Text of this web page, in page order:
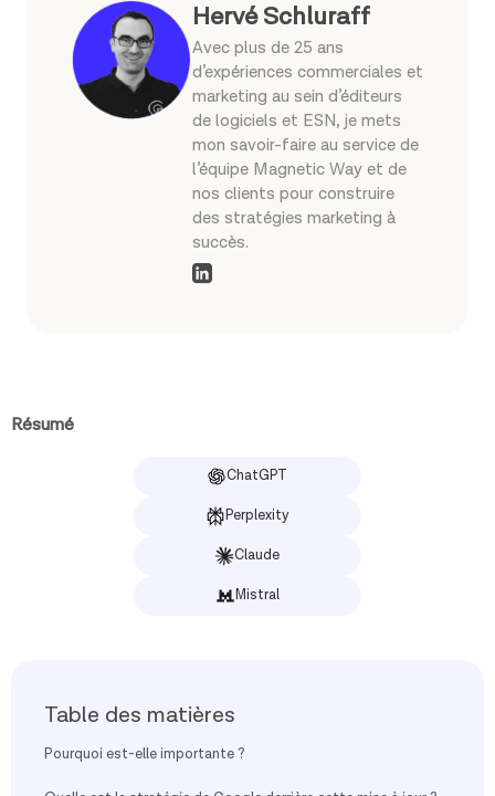
Résumé
ChatGPT
Perplexity
Claude
Mistral
Table des matières
Pourquoi est-elle importante ?
Hervé Schluraff
Avec plus de 25 ans
d’expériences commerciales et
marketing au sein d’éditeurs
de logiciels et ESN, je mets
mon savoir-faire au service de
l’équipe Magnetic Way et de
nos clients pour construire
des stratégies marketing à
succès.